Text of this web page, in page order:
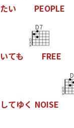
たい PEOPLE
いても
D7
FREE
してゆく NOISE
D